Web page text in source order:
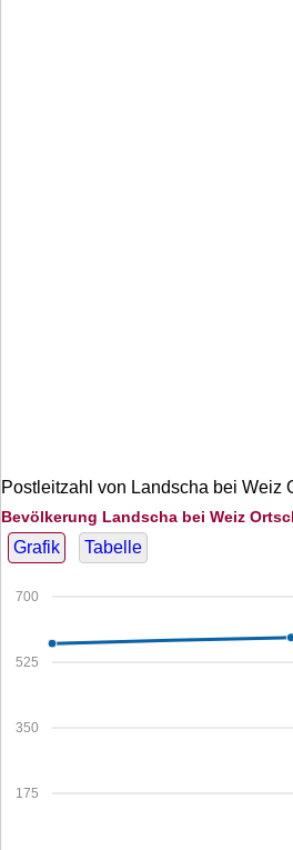
Postleitzahl von Landscha bei Weiz
Bevölkerung Landscha bei Weiz
Grafik Tabelle
175
350
525
700